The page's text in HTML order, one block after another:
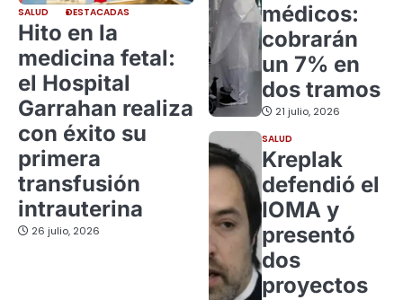
SALUD DESTACADAS
Hito en la
medicina fetal:
el Hospital
Garrahan realiza
con éxito su
primera
transfusión
intrauterina
26 julio, 2026
médicos:
cobrarán
un 7% en
dos tramos
21 julio, 2026
SALUD
Kreplak
defendió el
IOMA y
presentó
dos
proyectos